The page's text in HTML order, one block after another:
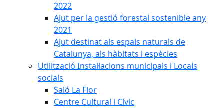
2022
Ajut per la gestió forestal sostenible any
2021
Ajut destinat als espais naturals de
Catalunya, als hàbitats i espècies
Utilització Instal·lacions municipals i Locals
socials
Saló La Flor
Centre Cultural i Cívic